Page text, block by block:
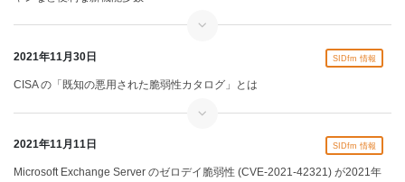
SIDfm 情報
2021年11月30日
CISA の「既知の悪用された脆弱性カタログ」とは
SIDfm 情報
2021年11月11日
Microsoft Exchange Server のゼロデイ脆弱性 (CVE-2021-42321) が2021年